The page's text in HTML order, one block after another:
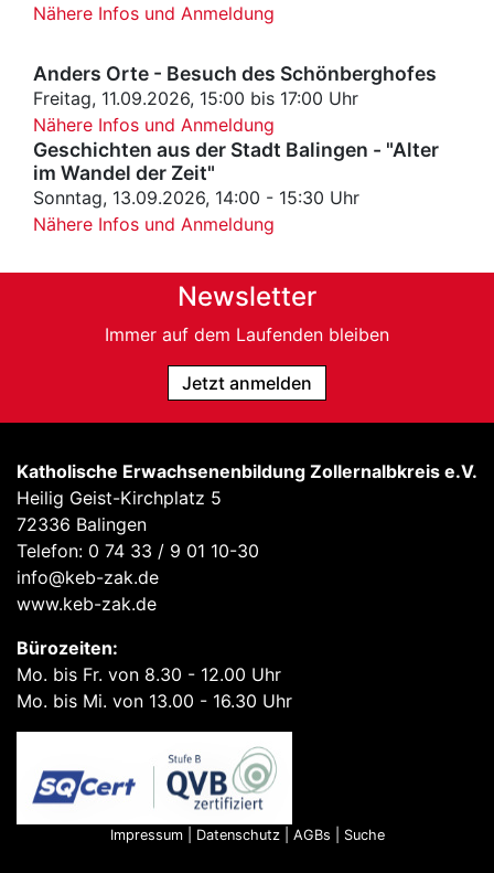
Nähere Infos und Anmeldung
Anders Orte - Besuch des Schönberghofes
Freitag, 11.09.2026, 15:00 bis 17:00 Uhr
Nähere Infos und Anmeldung
Geschichten aus der Stadt Balingen - "Alter
im Wandel der Zeit"
Sonntag, 13.09.2026, 14:00 - 15:30 Uhr
Nähere Infos und Anmeldung
Newsletter
Immer auf dem Laufenden bleiben
Jetzt anmelden
Katholische Erwachsenenbildung Zollernalbkreis e.V.
Heilig Geist-Kirchplatz 5
72336 Balingen
Telefon: 0 74 33 / 9 01 10-30
info@keb-zak.de
www.keb-zak.de
Bürozeiten:
Mo. bis Fr. von 8.30 - 12.00 Uhr
Mo. bis Mi. von 13.00 - 16.30 Uhr
Impressum| Datenschutz| AGBs Suche